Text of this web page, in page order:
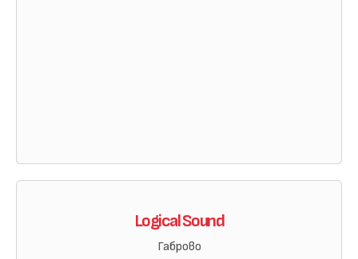
Logical Sound
Габрово